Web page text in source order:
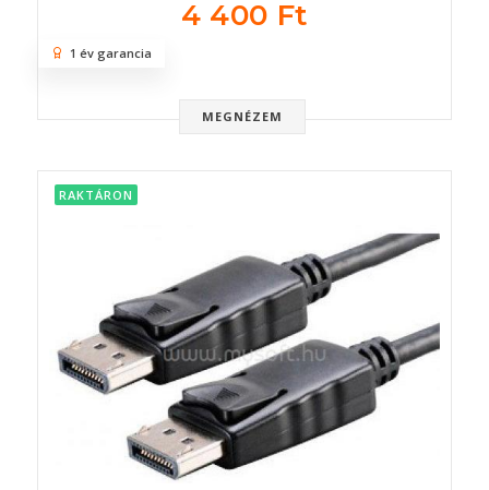
4 400 Ft
MEGNÉZEM
1 év garancia
RAKTÁRON